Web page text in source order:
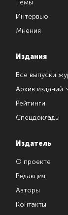
Темы
Интервью
Мнения
Издания
Все выпуски
Архив изданий
Рейтинги
Спецдоклады
Издатель
О проекте
Редакция
Авторы
Контакты